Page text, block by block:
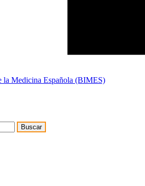
Buscar